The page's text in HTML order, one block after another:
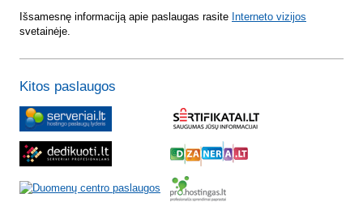
Išsamesnę informaciją apie paslaugas rasite Interneto vizijos
svetainėje.
Kitos paslaugos